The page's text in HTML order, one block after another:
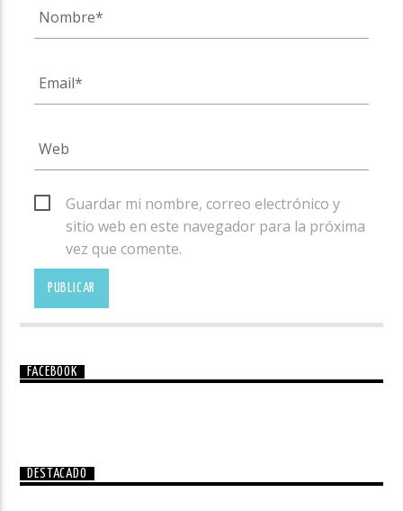
Guardar mi nombre, correo electrónico y
sitio web en este navegador para la próxima
vez que comente.
FACEBOOK
DESTACADO